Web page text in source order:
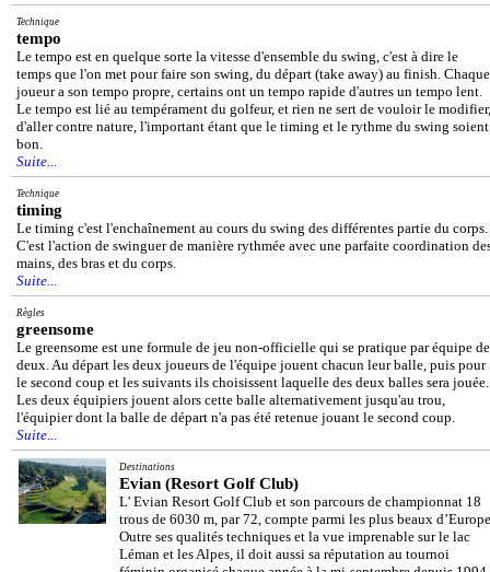
Technique
tempo
Le tempo est en quelque sorte la vitesse d'ensemble du swing, c'est à dire le
temps que l'on met pour faire son swing, du départ (take away) au finish. Chaque
joueur a son tempo propre, certains ont un tempo rapide d'autres un tempo lent.
Le tempo est lié au tempérament du golfeur, et rien ne sert de vouloir le modifier,
d'aller contre nature, l'important étant que le timing et le rythme du swing soient
bon.
Suite...
Technique
timing
Le timing c'est l'enchaînement au cours du swing des différentes partie du corps.
C'est l'action de swinguer de manière rythmée avec une parfaite coordination
mains, des bras et du corps.
Suite...
Règles
greensome
Le greensome est une formule de jeu non-officielle qui se pratique par équipe de
deux. Au départ les deux joueurs de l'équipe jouent chacun leur balle, puis pour
le second coup et les suivants ils choisissent laquelle des deux balles sera jouée.
Les deux équipiers jouent alors cette balle alternativement jusqu'au trou,
l'équipier dont la balle de départ n'a pas été retenue jouant le second coup.
Suite...
Destinations
Evian (Resort Golf Club)
L' Evian Resort Golf Club et son parcours de championnat 18
trous de 6030 m, par 72, compte parmi les plus beaux
Outre ses qualités techniques et la vue imprenable sur le lac
Léman et les Alpes, il doit aussi sa réputation au tournoi